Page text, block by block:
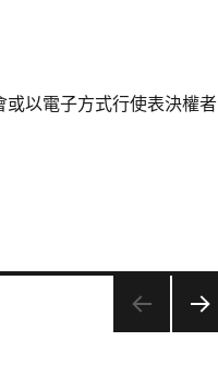
以電子方式行使表決權者